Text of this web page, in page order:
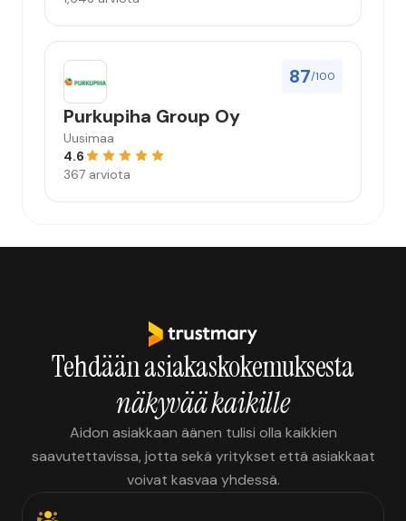
87/100
Purkupiha Group Oy
Uusimaa
4.6
367 arviota
Tehdään asiakaskokemuksesta
näkyvää kaikille
Aidon asiakkaan äänen tulisi olla kaikkien
saavutettavissa, jotta sekä yritykset että asiakkaat
voivat kasvaa yhdessä.